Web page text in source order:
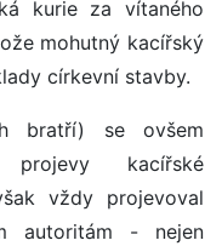
kurie za vítaného
mohutný kacířský
církevní stavby.
bratří) se ovšem
kacířské
vždy projevoval
autoritám - nejen